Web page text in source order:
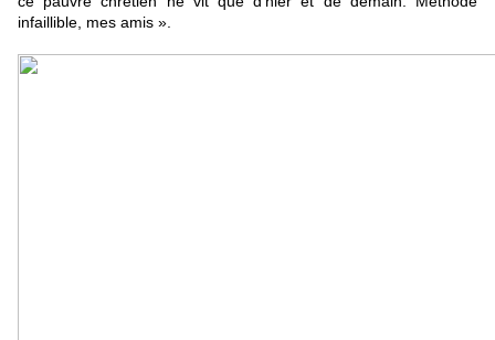
infaillible, mes amis ».